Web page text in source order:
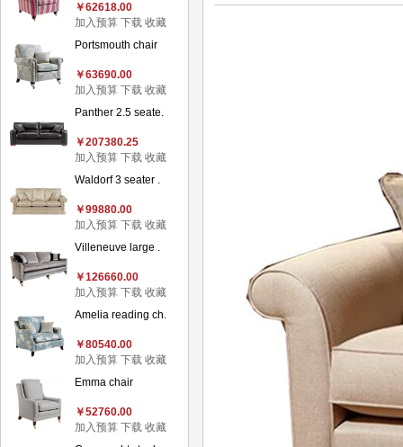
￥62618.00
加入预算 下载 收藏
Portsmouth chair
￥63690.00
加入预算 下载 收藏
Panther 2.5 seate.
￥207380.25
加入预算 下载 收藏
Waldorf 3 seater .
￥99880.00
加入预算 下载 收藏
Villeneuve large .
￥126660.00
加入预算 下载 收藏
Amelia reading ch.
￥80540.00
加入预算 下载 收藏
Emma chair
￥52760.00
加入预算 下载 收藏